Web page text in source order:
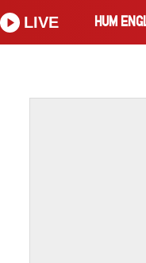
HUM
LIVE